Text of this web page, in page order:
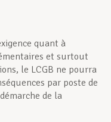
quant à
et surtout
le LCGB ne pourra
par poste de
de la